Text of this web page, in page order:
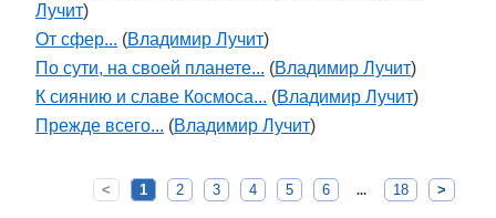
Лучит)
От сфер... (Владимир Лучит)
По сути, на своей планете... (Владимир Лучит)
К сиянию и славе Космоса... (Владимир Лучит)
Прежде всего... (Владимир Лучит)
< 1 2 3 4 5 6 ... 18 >